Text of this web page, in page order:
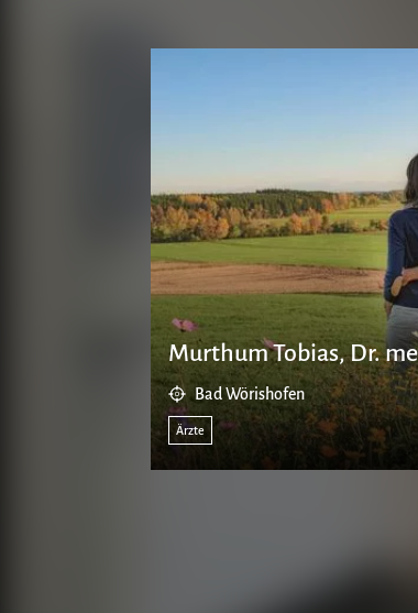
Murthum Tobias, Dr.
Bad Wörishofen
Ärzte